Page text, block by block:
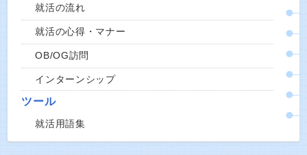
就活の流れ
就活の心得・マナー
OB/OG訪問
インターンシップ
ツール
就活用語集